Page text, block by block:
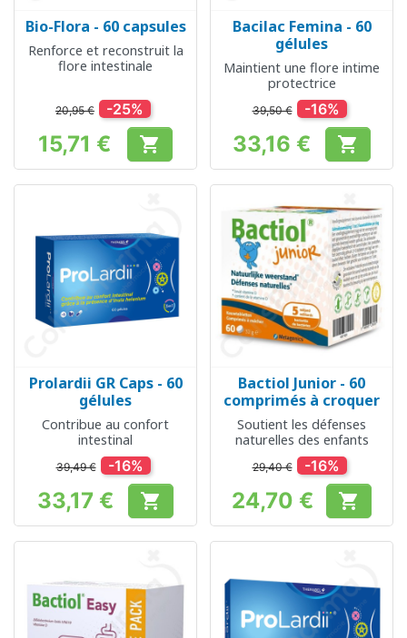
Bio-Flora - 60 capsules
Renforce et reconstruit la
flore intestinale
20,95 € -25%
Prix
15,71 € 
Bacilac Femina - 60
gélules
Maintient une flore intime
protectrice
39,50 € -16%
Prix
33,16 € 
Prolardii GR Caps - 60
gélules
Contribue au confort
intestinal
39,49 € -16%
Prix
33,17 € 
Bactiol Junior - 60
comprimés à croquer
Soutient les défenses
naturelles des enfants
29,40 € -16%
Prix
24,70 € 